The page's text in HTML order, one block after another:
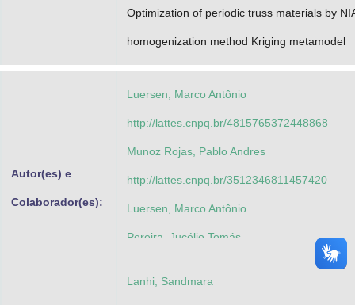
Optimization of periodic truss materials by
homogenization method Kriging metamodel
Autor(es) e
Colaborador(es):
Luersen, Marco Antônio
http://lattes.cnpq.br/4815765372448868
Munoz Rojas, Pablo Andres
http://lattes.cnpq.br/3512346811457420
Luersen, Marco Antônio
Pereira, Jucélio Tomás
Lanhi, Sandmara